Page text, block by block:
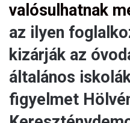
valósulhatnak
az ilyen
kizárják az
általános
figyelmet